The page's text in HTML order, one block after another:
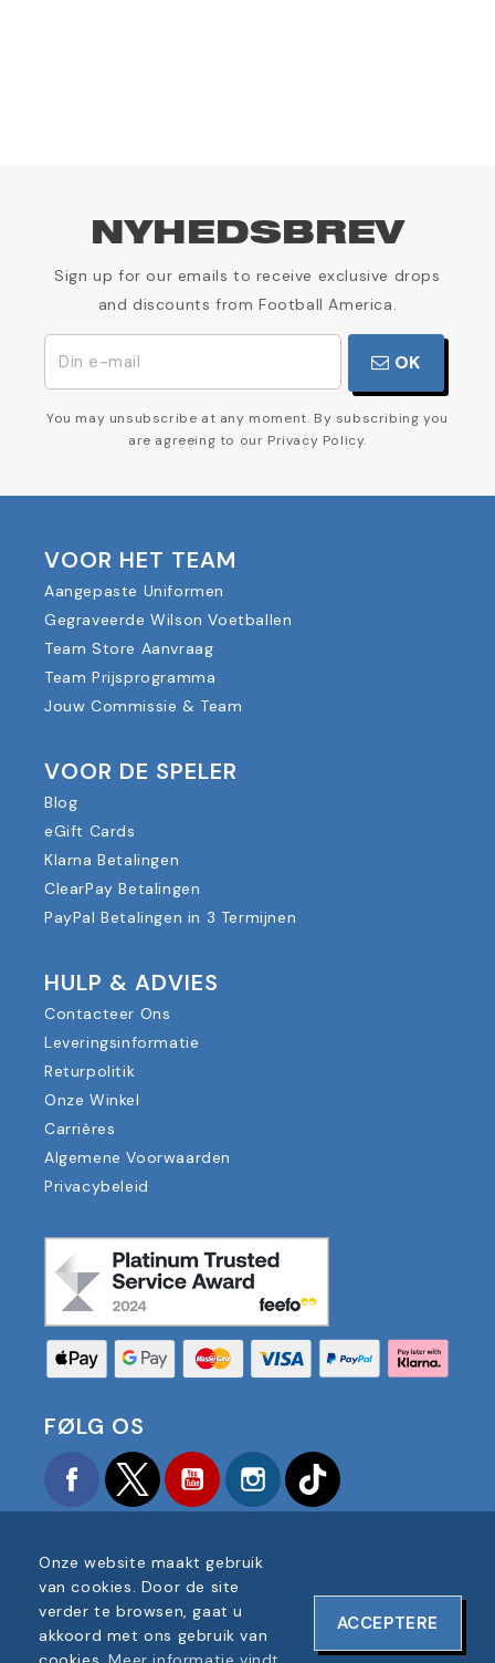
NYHEDSBREV
Sign up for our emails to receive exclusive drops
and discounts from Football America.
OK
You may unsubscribe at any moment. By subscribing you
are agreeing to our Privacy Policy.
VOOR HET TEAM
Aangepaste Uniformen
Gegraveerde Wilson Voetballen
Team Store Aanvraag
Team Prijsprogramma
Jouw Commissie & Team
VOOR DE SPELER
Blog
eGift Cards
Klarna Betalingen
ClearPay Betalingen
PayPal Betalingen in 3 Termijnen
HULP & ADVIES
Contacteer Ons
Leveringsinformatie
Returpolitik
Onze Winkel
Carrières
Algemene Voorwaarden
Privacybeleid
FØLG OS
FacebookTwitter YouTubeInstagram
COPYRIGHT © 2025 FOOTBALL AMERICA UK ALLE
RECHTEN VOORBEHOUDEN
Onze website maakt gebruik
van cookies. Door de site
verder te browsen, gaat u
akkoord met ons gebruik van
ACCEPTERE